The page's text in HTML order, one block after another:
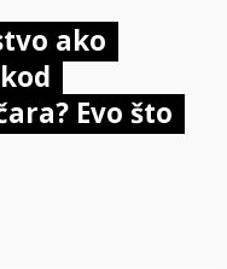
ako
Evo što